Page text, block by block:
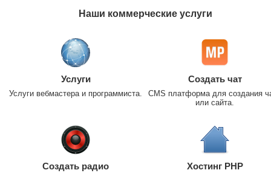
Наши коммерческие услуги
Услуги
Услуги вебмастера и программиста.
Создать чат
CMS платформа для создания
или сайта.
Создать радио Хостинг PHP